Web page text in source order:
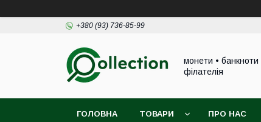
+380 (93) 736-85-99
монети • банкноти
філателія
ГОЛОВНА ТОВАРИ ПРО НАС